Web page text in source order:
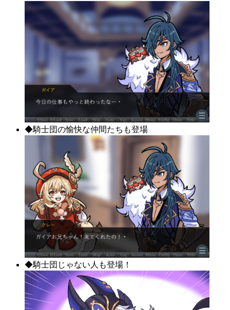
◆騎士団の愉快な仲間たちも登場
◆騎士団じゃない人も登場！